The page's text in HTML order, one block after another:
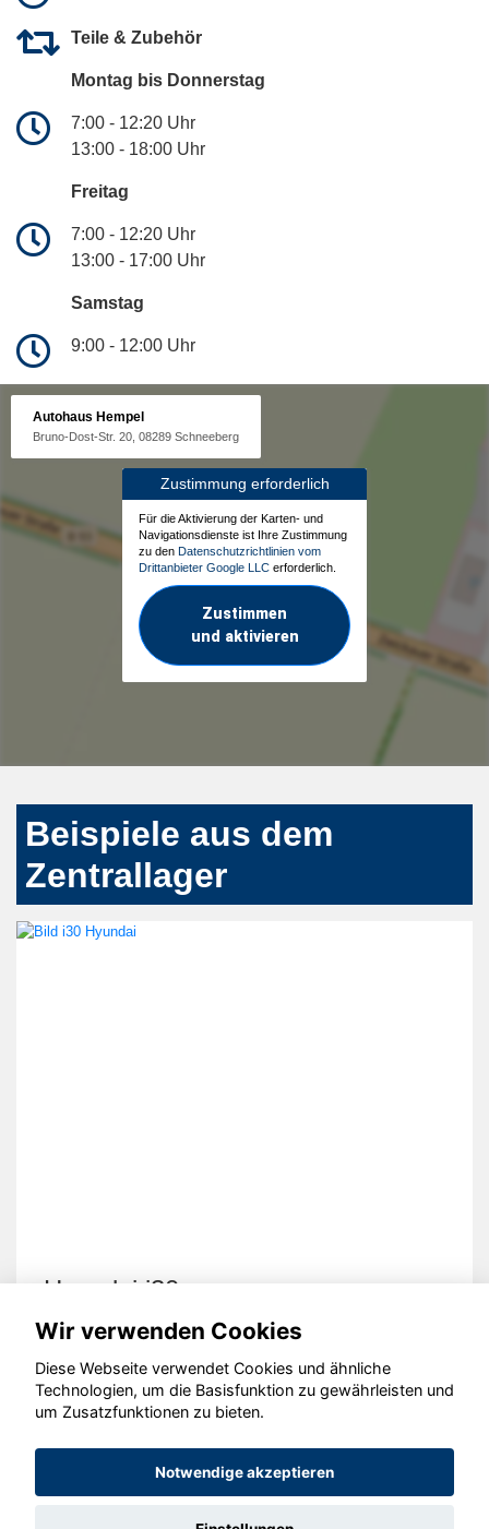
Teile & Zubehör
Montag bis Donnerstag
7:00 - 12:20 Uhr
13:00 - 18:00 Uhr
Freitag
7:00 - 12:20 Uhr
13:00 - 17:00 Uhr
Samstag
9:00 - 12:00 Uhr
Autohaus Hempel
Bruno-Dost-Str. 20, 08289 Schneeberg
Zustimmung erforderlich
Für die Aktivierung der Karten- und
Navigationsdienste ist Ihre Zustimmung
zu den Datenschutzrichtlinien vom
Drittanbieter Google LLC erforderlich.
Zustimmen
und aktivieren
Beispiele aus dem
Zentrallager
Hyundai i30
© konjunkturmotor.de GmbH 2020 - 2026
Wir verwenden Cookies
Diese Webseite verwendet Cookies und ähnliche
Technologien, um die Basisfunktion zu gewährleisten und
um Zusatzfunktionen zu bieten.
Notwendige akzeptieren